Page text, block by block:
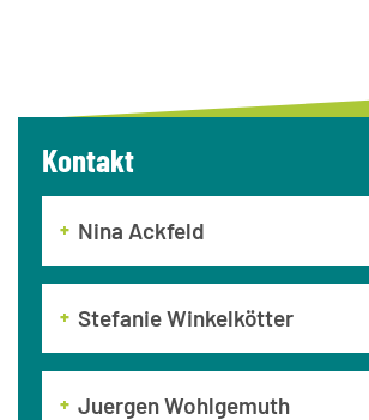
Kontakt
Nina Ackfeld
Stefanie Winkelkötter
Juergen Wohlgemuth